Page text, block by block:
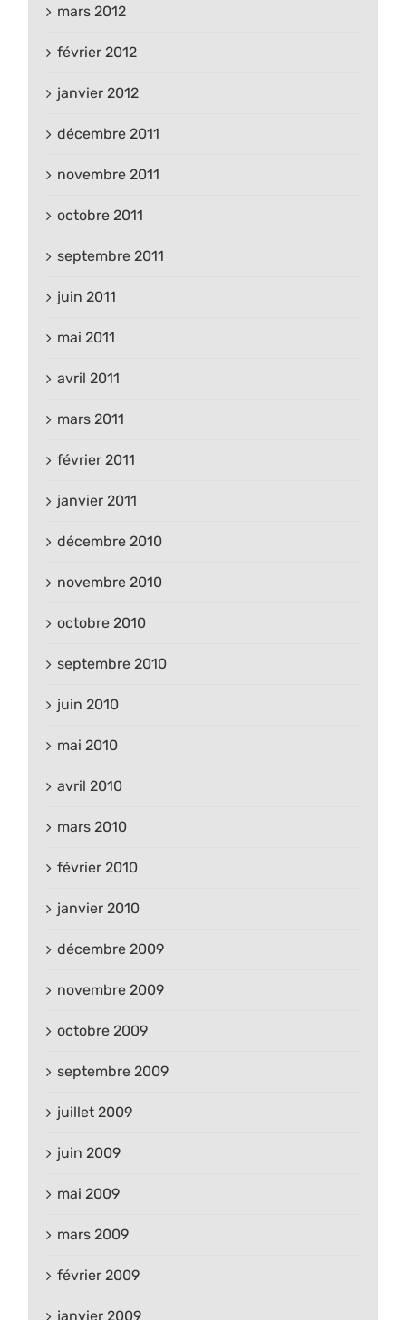
mars 2012
février 2012
janvier 2012
décembre 2011
novembre 2011
octobre 2011
septembre 2011
juin 2011
mai 2011
avril 2011
mars 2011
février 2011
janvier 2011
décembre 2010
novembre 2010
octobre 2010
septembre 2010
juin 2010
mai 2010
avril 2010
mars 2010
février 2010
janvier 2010
décembre 2009
novembre 2009
octobre 2009
septembre 2009
juillet 2009
juin 2009
mai 2009
mars 2009
février 2009
janvier 2009